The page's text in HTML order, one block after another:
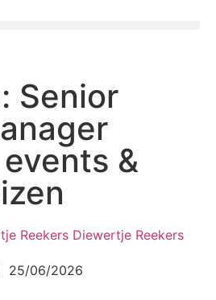
Senior
&
Diewertje Reekers
25/06/2026